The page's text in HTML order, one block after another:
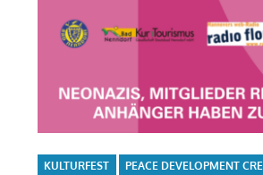
KULTURFEST PEACE DEVELOPMENT